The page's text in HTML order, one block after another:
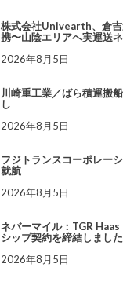
株式会社Univearth、倉
携〜山陰エリアへ実運送
2026年8月5日
川崎重工業／ばら積運搬
し
2026年8月5日
フジトランスコーポレー
就航
2026年8月5日
ネバーマイル：TGR
シップ契約を締結しました
2026年8月5日